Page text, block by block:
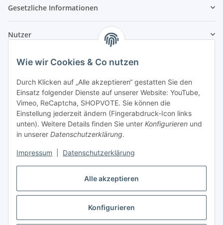
Alle akzeptieren
Konfigurieren
Wie wir Cookies & Co nutzen
Durch Klicken auf „Alle akzeptieren“ gestatten Sie den
Einsatz folgender Dienste auf unserer Website: YouTube,
Vimeo, ReCaptcha, SHOPVOTE. Sie können die
Einstellung jederzeit ändern (Fingerabdruck-Icon links
unten). Weitere Details finden Sie unter Konfigurieren und
in unserer Datenschutzerklärung.
Impressum Datenschutzerklärung
Gesetzliche Informationen
Nutzer